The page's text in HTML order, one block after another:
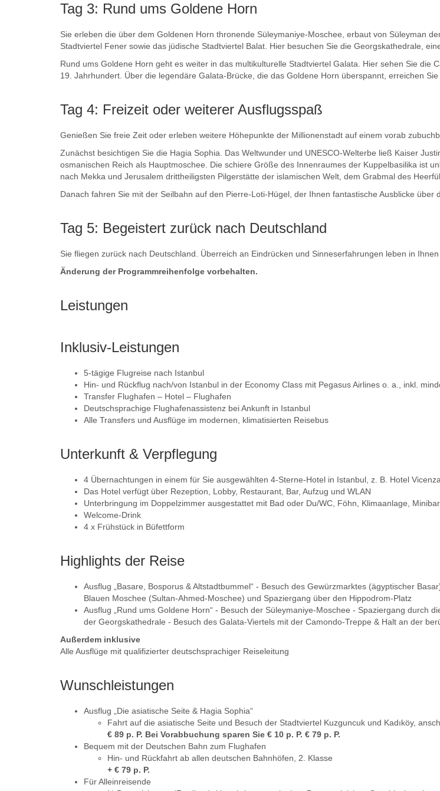
Tag 3: Rund ums Goldene Horn
Sie erleben die über dem Goldenen Horn thronende Süleymaniye-Moschee, erbaut von Süleyman
Stadtviertel Fener sowie das jüdische Stadtviertel Balat. Hier besuchen Sie die Georgskathedrale,
Rund ums Goldene Horn geht es weiter in das multikulturelle Stadtviertel Galata. Hier sehen Sie die
19. Jahrhundert. Über die legendäre Galata-Brücke, die das Goldene Horn überspannt, erreichen Sie
Tag 4: Freizeit oder weiterer Ausflugsspaß
Genießen Sie freie Zeit oder erleben weitere Höhepunkte der Millionenstadt auf einem vorab
Zunächst besichtigen Sie die Hagia Sophia. Das Weltwunder und UNESCO-Welterbe ließ Kaiser
osmanischen Reich als Hauptmoschee. Die schiere Größe des Innenraumes der Kuppelbasilika ist
nach Mekka und Jerusalem drittheiligsten Pilgerstätte der islamischen Welt, dem Grabmal des
Danach fahren Sie mit der Seilbahn auf den Pierre-Loti-Hügel, der Ihnen fantastische Ausblicke über
Tag 5: Begeistert zurück nach Deutschland
Sie fliegen zurück nach Deutschland. Überreich an Eindrücken und Sinneserfahrungen leben in
Änderung der Programmreihenfolge vorbehalten.
Leistungen
Inklusiv-Leistungen
5-tägige Flugreise nach Istanbul
Hin- und Rückflug nach/von Istanbul in der Economy Class mit Pegasus Airlines o. a., inkl.
Transfer Flughafen – Hotel – Flughafen
Deutschsprachige Flughafenassistenz bei Ankunft in Istanbul
Alle Transfers und Ausflüge im modernen, klimatisierten Reisebus
Unterkunft & Verpflegung
4 Übernachtungen in einem für Sie ausgewählten 4-Sterne-Hotel in Istanbul, z. B. Hotel
Das Hotel verfügt über Rezeption, Lobby, Restaurant, Bar, Aufzug und WLAN
Unterbringung im Doppelzimmer ausgestattet mit Bad oder Du/WC, Föhn, Klimaanlage,
Welcome-Drink
4 x Frühstück in Büfettform
Highlights der Reise
Ausflug „Basare, Bosporus & Altstadtbummel“ - Besuch des Gewürzmarktes (ägyptischer
Blauen Moschee (Sultan-Ahmed-Moschee) und Spaziergang über den Hippodrom-Platz
Ausflug „Rund ums Goldene Horn“ - Besuch der Süleymaniye-Moschee - Spaziergang durch
der Georgskathedrale - Besuch des Galata-Viertels mit der Camondo-Treppe & Halt an der
Außerdem inklusive
Alle Ausflüge mit qualifizierter deutschsprachiger Reiseleitung
Wunschleistungen
Ausflug „Die asiatische Seite & Hagia Sophia“
Fahrt auf die asiatische Seite und Besuch der Stadtviertel Kuzguncuk und Kadıköy,
€ 89 p. P. Bei Vorabbuchung sparen Sie € 10 p. P. € 79 p. P.
Bequem mit der Deutschen Bahn zum Flughafen
Hin- und Rückfahrt ab allen deutschen Bahnhöfen, 2. Klasse
+ € 79 p. P.
Für Alleinreisende